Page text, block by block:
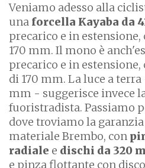
Veniamo adesso alla
una forcella Kayaba da
precarico e in
170 mm. Il mono è
precarico e in
di 170 mm. La luce a
mm - suggerisce invece
fuoristradista. Passiamo
dove troviamo la
materiale Brembo, con
radiale e dischi da 320
e pinza flottante con